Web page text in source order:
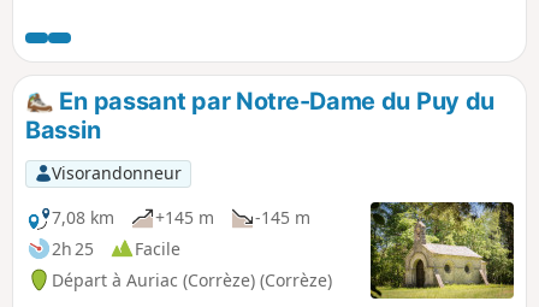
En passant par Notre-Dame du Puy du
Bassin
Visorandonneur
7,08 km
+145 m
-145 m
2h 25
Facile
Départ à Auriac (Corrèze) (Corrèze)